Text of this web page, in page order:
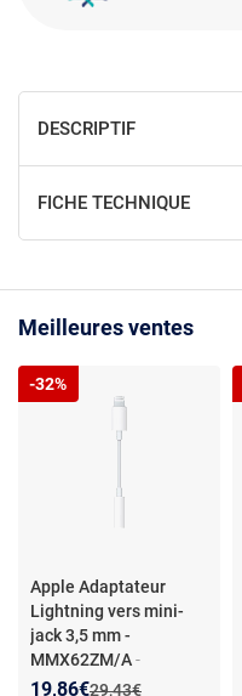
DESCRIPTIF
FICHE TECHNIQUE
Meilleures ventes
Apple Adaptateur
Lightning vers mini-
jack 3,5 mm -
MMX62ZM/A-
Adaptateur Lightning
Ancien prix :
29,43€
Nouveau prix :
19,86€
Réduction de :
-32%